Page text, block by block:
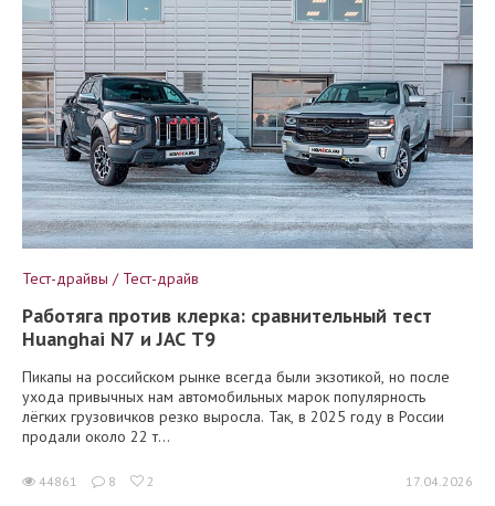
Тест-драйвы / Тест-драйв
Работяга против клерка: сравнительный тест
Huanghai N7 и JAC T9
Пикапы на российском рынке всегда были экзотикой, но после
ухода привычных нам автомобильных марок популярность
лёгких грузовичков резко выросла. Так, в 2025 году в России
продали около 22 т...
44861 8 2 17.04.2026